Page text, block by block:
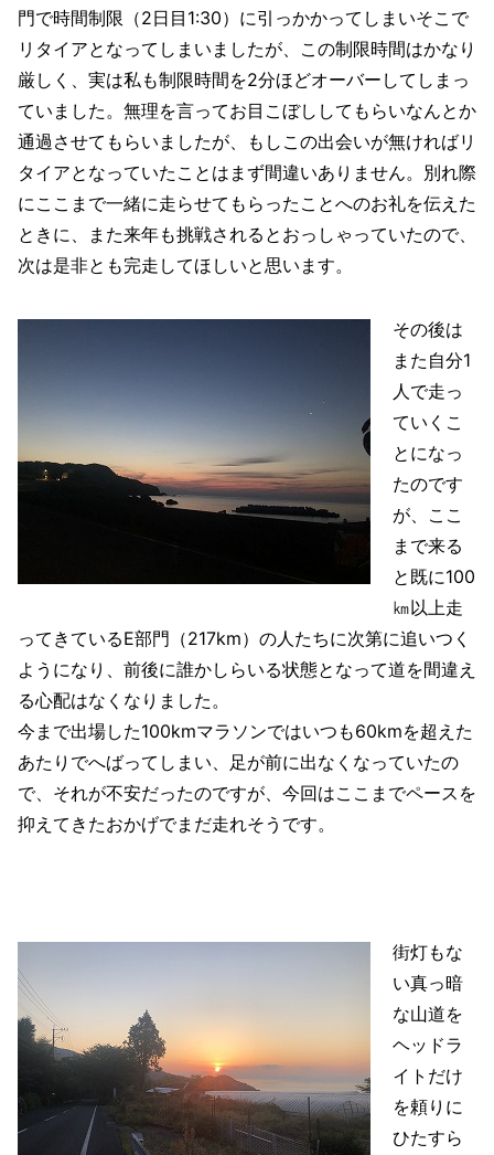
門で時間制限（2日目1:30）に引っかかってしまいそこで
リタイアとなってしまいましたが、この制限時間はかなり
厳しく、実は私も制限時間を2分ほどオーバーしてしまっ
ていました。無理を言ってお目こぼししてもらいなんとか
通過させてもらいましたが、もしこの出会いが無ければリ
タイアとなっていたことはまず間違いありません。別れ際
にここまで一緒に走らせてもらったことへのお礼を伝えた
ときに、また来年も挑戦されるとおっしゃっていたので、
次は是非とも完走してほしいと思います。
その後は
また自分1
人で走っ
ていくこ
とになっ
たのです
が、ここ
まで来る
と既に100
㎞以上走
ってきているE部門（217km）の人たちに次第に追いつく
ようになり、前後に誰かしらいる状態となって道を間違え
る心配はなくなりました。
今まで出場した100kmマラソンではいつも60kmを超えた
あたりでへばってしまい、足が前に出なくなっていたの
で、それが不安だったのですが、今回はここまでペースを
抑えてきたおかげでまだ走れそうです。
街灯もな
い真っ暗
な山道を
ヘッドラ
イトだけ
を頼りに
ひたすら